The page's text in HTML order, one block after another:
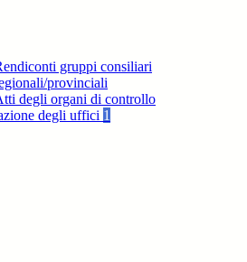
gruppi consiliari
provinciali
degli organi di controllo
degli uffici 1